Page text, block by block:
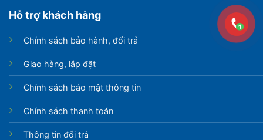
Hỗ trợ khách hàng
Chính sách bảo hành, đổi trả
Giao hàng, lắp đặt
Chính sách bảo mật thông tin
Chính sách thanh toán
Thông tin đổi trả